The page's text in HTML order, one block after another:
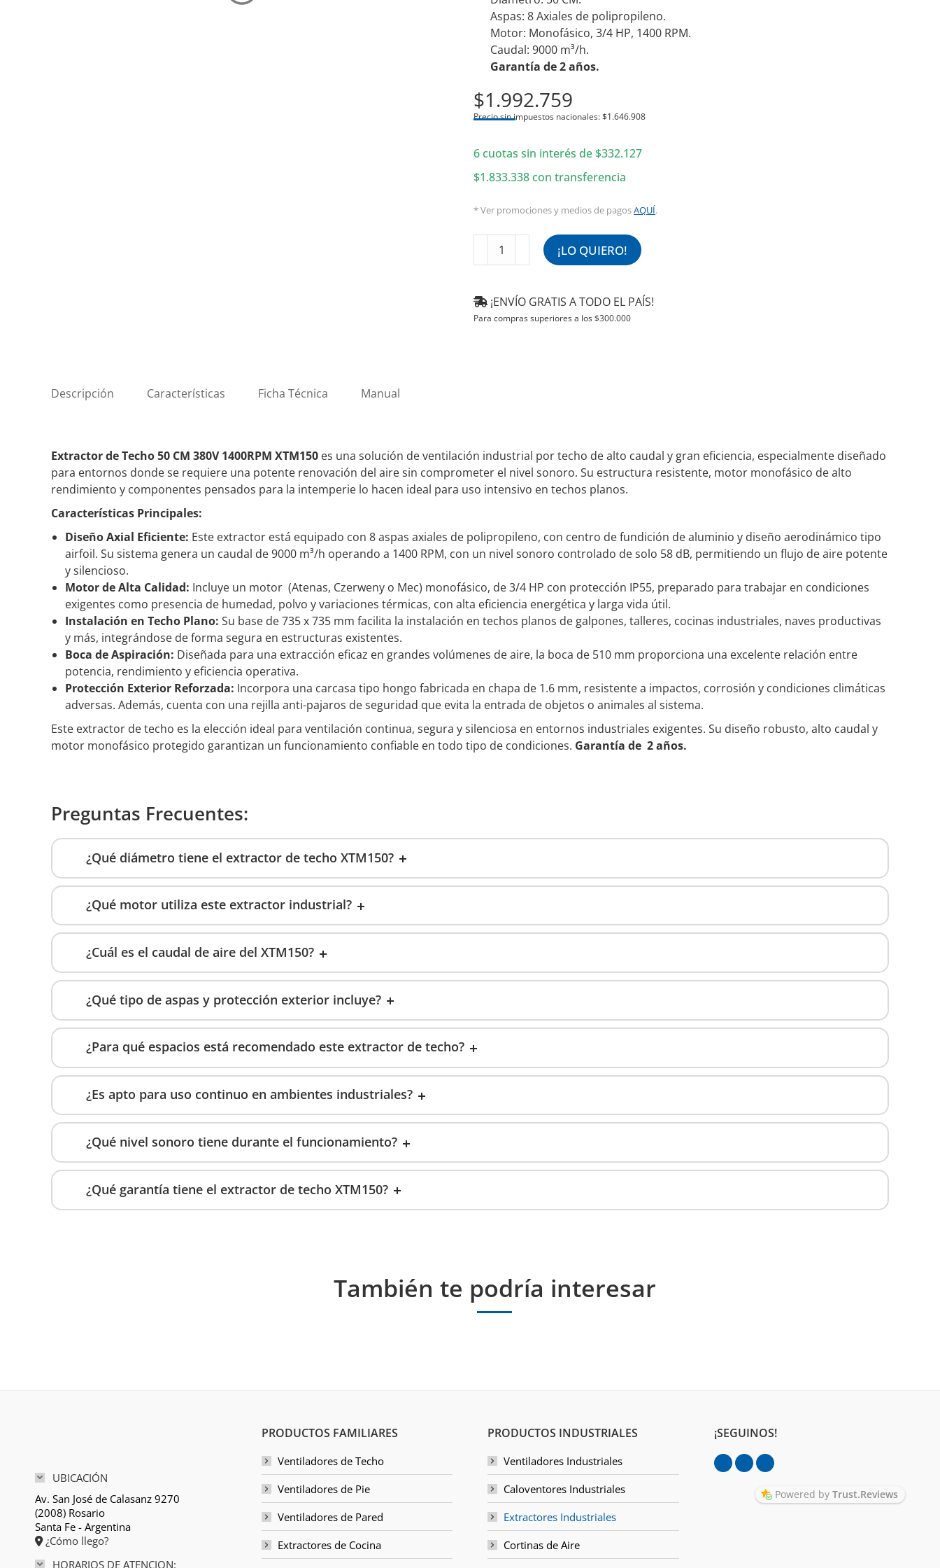
Aspas: 8 Axiales de polipropileno.
Motor: Monofásico, 3/4 HP, 1400 RPM.
Caudal: 9000 m³/h.
Garantía de 2 años.
$1.992.759
Precio sin impuestos nacionales:$1.646.908
6 cuotas sin interés de $332.127
$1.833.338con transferencia
* Ver promociones y medios de pagosAQUÍ.
Extractor
50
CM
220V
¡LO QUIERO!
¡ENVÍO GRATIS A TODO EL PAÍS!
Para compras superiores a los$300.000
Descripción Características Ficha Técnica Manual
Extractor de Techo 50 CM 380V 1400RPM XTM150 es una solución de ventilación industrial por techo de alto caudal y gran eficiencia, especialmente diseñado
para entornos donde se requiere una potente renovación del aire sin comprometer el nivel sonoro. Su estructura resistente, motor monofásico de alto
rendimiento y componentes pensados para la intemperie lo hacen ideal para uso intensivo en techos planos.
Características Principales:
Diseño Axial Eficiente: Este extractor está equipado con 8 aspas axiales de polipropileno, con centro de fundición de aluminio y diseño aerodinámico tipo
airfoil. Su sistema genera un caudal de 9000 m³/h operando a 1400 RPM, con un nivel sonoro controlado de solo 58 dB, permitiendo un flujo de aire potente
y silencioso.
Motor de Alta Calidad: Incluye un motor (Atenas, Czerweny o Mec) monofásico, de 3/4 HP con protección IP55, preparado para trabajar en condiciones
exigentes como presencia de humedad, polvo y variaciones térmicas, con alta eficiencia energética y larga vida útil.
Instalación en Techo Plano: Su base de 735 x 735 mm facilita la instalación en techos planos de galpones, talleres, cocinas industriales, naves productivas
y más, integrándose de forma segura en estructuras existentes.
Boca de Aspiración: Diseñada para una extracción eficaz en grandes volúmenes de aire, la boca de 510 mm proporciona una excelente relación entre
potencia, rendimiento y eficiencia operativa.
Protección Exterior Reforzada: Incorpora una carcasa tipo hongo fabricada en chapa de 1.6 mm, resistente a impactos, corrosión y condiciones climáticas
adversas. Además, cuenta con una rejilla anti-pajaros de seguridad que evita la entrada de objetos o animales al sistema.
Este extractor de techo es la elección ideal para ventilación continua, segura y silenciosa en entornos industriales exigentes. Su diseño robusto, alto caudal y
motor monofásico protegido garantizan un funcionamiento confiable en todo tipo de condiciones. Garantía de 2 años.
Preguntas Frecuentes:
¿Qué diámetro tiene el extractor de techo XTM150?
¿Qué motor utiliza este extractor industrial?
¿Cuál es el caudal de aire del XTM150?
¿Qué tipo de aspas y protección exterior incluye?
¿Para qué espacios está recomendado este extractor de techo?
¿Es apto para uso continuo en ambientes industriales?
¿Qué nivel sonoro tiene durante el funcionamiento?
¿Qué garantía tiene el extractor de techo XTM150?
También te podría interesar
UBICACIÓN
Av. San José de Calasanz 9270
(2008) Rosario
Santa Fe - Argentina
¿Cómo llego?
HORARIOS DE ATENCION:
PRODUCTOS FAMILIARES
Ventiladores de Techo
Ventiladores de Pie
Ventiladores de Pared
Extractores de Cocina
PRODUCTOS INDUSTRIALES
Ventiladores Industriales
Caloventores Industriales
Extractores Industriales
Cortinas de Aire
¡SEGUINOS!
Powered by Trust.Reviews